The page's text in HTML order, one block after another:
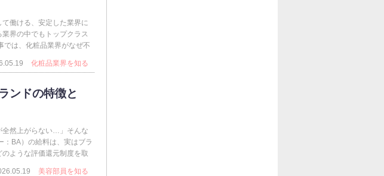
働ける、安定した業界に
界の中でもトップクラス
では、化粧品業界がなぜ不
化粧品業界を知る
ンドの特徴と
全然上がらない…」そんな
：BA）の給料は、実はブラ
ような評価還元制度を取
美容部員を知る